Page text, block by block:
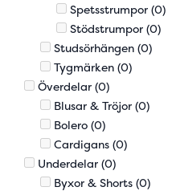
Spetsstrumpor (0)
Stödstrumpor (0)
Studsörhängen (0)
Tygmärken (0)
Överdelar (0)
Blusar & Tröjor (0)
Bolero (0)
Cardigans (0)
Underdelar (0)
Byxor & Shorts (0)